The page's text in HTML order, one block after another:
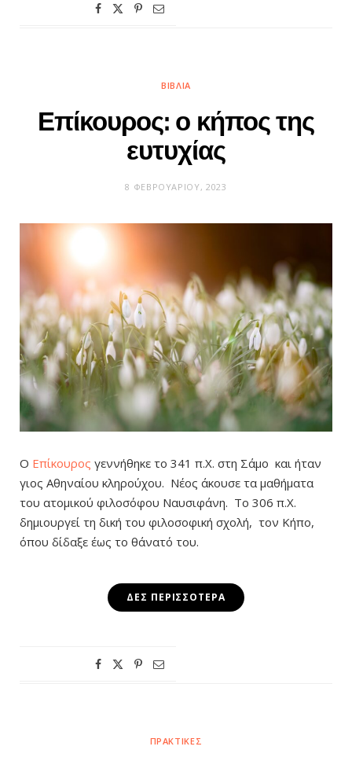
ΒΙΒΛΊΑ
Επίκουρος: ο κήπος της
ευτυχίας
8 ΦΕΒΡΟΥΑΡΊΟΥ, 2023
Ο Επίκουρος γεννήθηκε το 341 π.X. στη Σάμο και ήταν
γιος Αθηναίου κληρούχου. Νέος άκουσε τα μαθήματα
του ατομικού φιλοσόφου Ναυσιφάνη. Το 306 π.Χ.
δημιουργεί τη δική του φιλοσοφική σχολή, τον Κήπο,
όπου δίδαξε έως το θάνατό του.
ΔΕΣ ΠΕΡΙΣΣΌΤΕΡΑ
ΠΡΑΚΤΙΚΈΣ